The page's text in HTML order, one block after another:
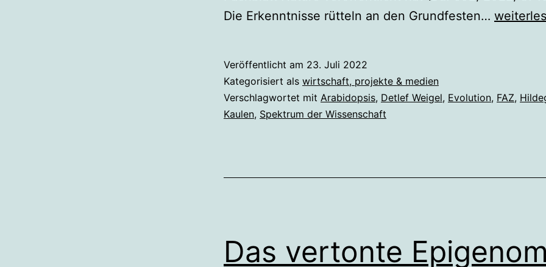
Die Erkenntnisse rütteln an den Grundfesten… Sitzt
der
Veröffentlicht am 23. Juli 2022
Kategorisiert als wirtschaft, projekte & medien
Verschlagwortet mit Arabidopsis, Detlef Weigel, Evolution, FAZ,
Kaulen, Spektrum der Wissenschaft
Das vertonte